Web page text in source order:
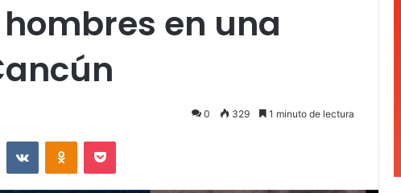
en una
0 329 1 minuto de lectura
Reddit VKontakteOdnoklassniki
Pocket